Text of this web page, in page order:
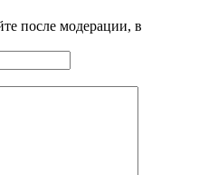
после модерации, в